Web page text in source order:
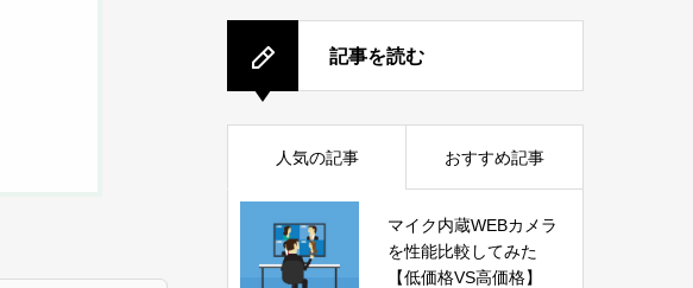
記事を読む
人気の記事 おすすめ記事
マイク内蔵WEBカメラ
を性能比較してみた
【低価格VS高価格】